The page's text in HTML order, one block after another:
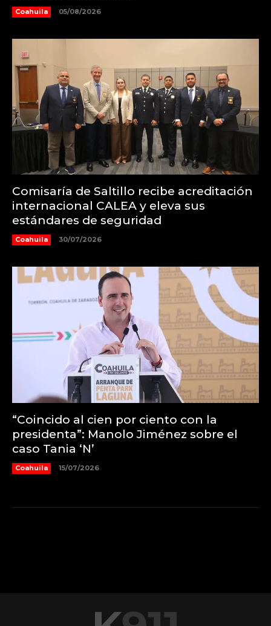
Coahuila 05/08/2026
Comisaría de Saltillo recibe acreditación
internacional CALEA y eleva sus
estándares de seguridad
Coahuila 30/07/2026
“Coincido al cien por ciento con la
presidenta”: Manolo Jiménez sobre el
caso Tania ‘N’
Coahuila 15/07/2026